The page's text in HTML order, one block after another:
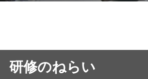
研修のねらい